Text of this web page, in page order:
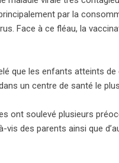
par la
Face à ce fléau, la
que les enfants atteints
un centre de santé le
ont soulevé plusieurs
des parents ainsi que